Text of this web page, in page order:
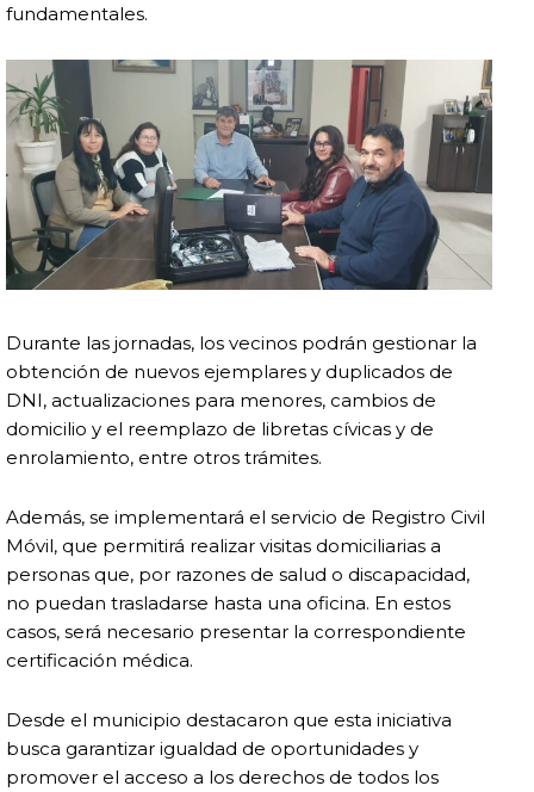
fundamentales.
Durante las jornadas, los vecinos podrán gestionar la
obtención de nuevos ejemplares y duplicados de
DNI, actualizaciones para menores, cambios de
domicilio y el reemplazo de libretas cívicas y de
enrolamiento, entre otros trámites.
Además, se implementará el servicio de Registro Civil
Móvil, que permitirá realizar visitas domiciliarias a
personas que, por razones de salud o discapacidad,
no puedan trasladarse hasta una oficina. En estos
casos, será necesario presentar la correspondiente
certificación médica.
Desde el municipio destacaron que esta iniciativa
busca garantizar igualdad de oportunidades y
promover el acceso a los derechos de todos los